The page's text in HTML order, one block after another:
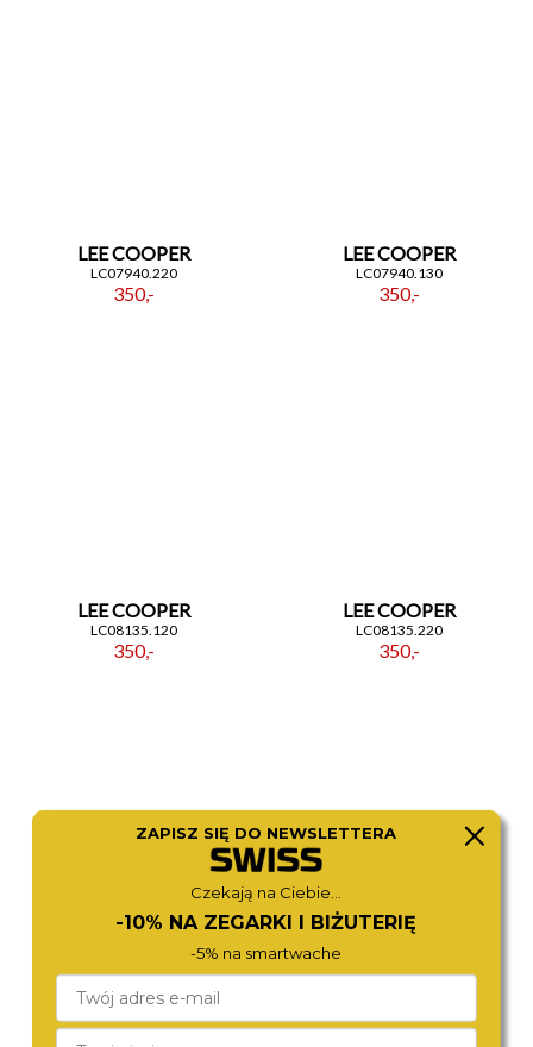
LEE COOPER
LC07940.220
350,-
LEE COOPER
LC07940.130
350,-
LEE COOPER
LC08135.120
350,-
LEE COOPER
LC08135.220
350,-
LC08155.120
280,-
ZAPISZ SIĘ DO NEWSLETTERA
Czekają na Ciebie...
-10% NA ZEGARKI I BIŻUTERIĘ
-5% na smartwache